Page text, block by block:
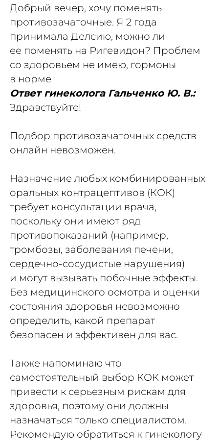
Добрый вечер, хочу поменять
противозачаточные. Я 2 года
принимала Делсию, можно ли
ее поменять на Ригевидон? Проблем
со здоровьем не имею, гормоны
в норме
Ответ гинеколога Гальченко Ю. В.:
Здравствуйте!
Подбор противозачаточных средств
онлайн невозможен.
Назначение любых комбинированных
оральных контрацептивов (КОК)
требует консультации врача,
поскольку они имеют ряд
противопоказаний (например,
тромбозы, заболевания печени,
сердечно-сосудистые нарушения)
и могут вызывать побочные эффекты.
Без медицинского осмотра и оценки
состояния здоровья невозможно
определить, какой препарат
безопасен и эффективен для вас.
Также напоминаю что
самостоятельный выбор КОК может
привести к серьезным рискам для
здоровья, поэтому они должны
назначаться только специалистом.
Рекомендую обратиться к гинекологу